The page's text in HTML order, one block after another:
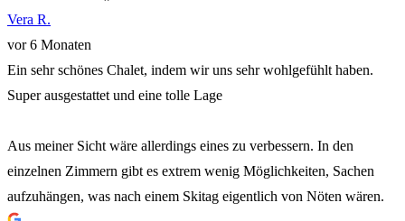
Vera R.
vor 6 Monaten
Ein sehr schönes Chalet, indem wir uns sehr wohlgefühlt haben.
Super ausgestattet und eine tolle Lage
Aus meiner Sicht wäre allerdings eines zu verbessern. In den
einzelnen Zimmern gibt es extrem wenig Möglichkeiten, Sachen
aufzuhängen, was nach einem Skitag eigentlich von Nöten wären.